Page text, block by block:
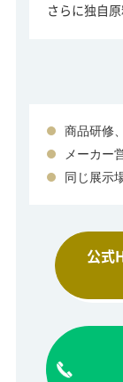
さらに独自
商品研修
メーカー
同じ展示
公式